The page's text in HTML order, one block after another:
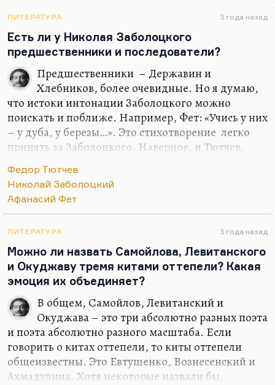
слушала и читала страна, перебежали на сторону
худших тенденций во власти.
Они стали поддерживать войну, кататься по
стране с чтением военной лирики (очень плохого
качества). Это нормально: когда у тебя нет
общественного резонанса, когда твое слово не
звучит,…
ЛИТЕРАТУРА 3 года назад
Есть ли у Николая Заболоцкого
предшественники и последователи?
Предшественники – Державин и
Хлебников, более очевидные. Но я думаю,
что истоки интонации Заболоцкого можно
поискать и поближе. Например, Фет: «Учись у них
– у дуба, у березы…». Это стихотворение легко
принять за Заболоцкого. Наверное, и Тютчев,
поэт более ровный. У Тютчева есть как и
безусловные шедевры, так и безусловные
провалы. А у Фета, скажем, или у Заболоцкого,
сказывалась на их литературных занятиях. Фет
всю свою идеологическую составляющую
направлял в прозу, в очерки, в воспоминания. В
текстах это не сказывалось. У Тютчева не
сказывалось.
Ну вот, любимое…
Федор Тютчев
Николай Заболоцкий
Афанасий Фет
ЛИТЕРАТУРА 3 года назад
Можно ли назвать Самойлова, Левитанского
и Окуджаву тремя китами оттепели? Какая
эмоция их объединяет?
В общем, Самойлов, Левитанский и
Окуджава – это три абсолютно разных поэта
и поэта абсолютно разного масштаба. Если
говорить о китах оттепели, то киты оттепели
общеизвестны. Это Евтушенко, Вознесенский и
Ахмадулина. Хотя некоторые назвали бы,